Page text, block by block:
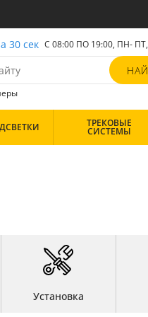
30 сек С 08:00 ПО 19:00, ПН- ПТ,
ТРЕКОВЫЕ
СИСТЕМЫ
Установка